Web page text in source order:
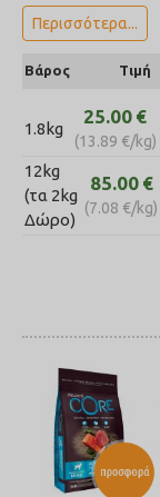
Περισσότερα...
Βάρος Τιμή
1.8kg
25.00 €
(13.89 €/kg)
12kg
(τα 2kg
Δώρο)
85.00 €
(7.08 €/kg)